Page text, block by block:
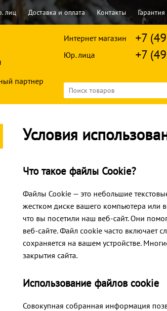
лиц Доставка и оплата Контакты Гарантия
партнер
Интернет магазин +7
Юр. лица +7
Условия
Что такое файлы Cookie?
Файлы Cookie — это небольшие
жестком диске вашего компьютера или
что вы посетили наш веб-сайт. Они
веб-сайте. Файл cookie часто включает
сохраняется на вашем устройстве.
закрытия сайта.
Использование файлов cookie
Совокупная собранная информация